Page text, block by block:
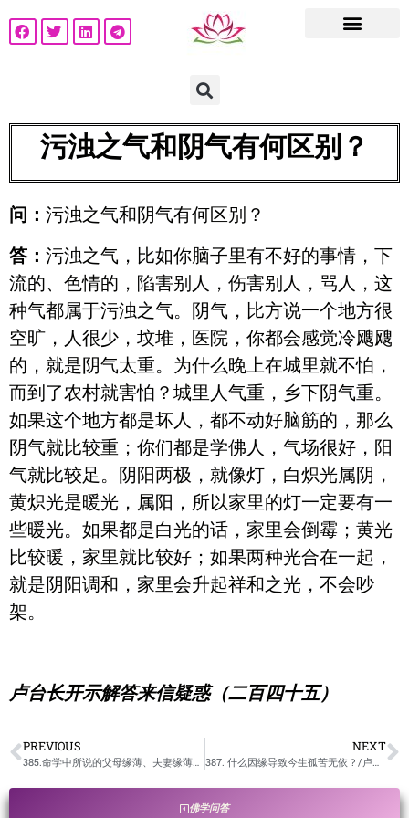
污浊之气和阴气有何区别？
问： 污浊之气和阴气有何区别？
答： 污浊之气，比如你脑子里有不好的事情，下
流的、色情的，陷害别人，伤害别人，骂人，这
种气都属于污浊之气。阴气，比方说一个地方很
空旷，人很少，坟堆，医院，你都会感觉冷飕飕
的，就是阴气太重。为什么晚上在城里就不怕，
而到了农村就害怕？城里人气重，乡下阴气重。
如果这个地方都是坏人，都不动好脑筋的，那么
阴气就比较重；你们都是学佛人，气场很好，阳
气就比较足。阴阳两极，就像灯，白炽光属阴，
黄炽光是暖光，属阳，所以家里的灯一定要有一
些暖光。如果都是白光的话，家里会倒霉；黄光
比较暖，家里就比较好；如果两种光合在一起，
就是阴阳调和，家里会升起祥和之光，不会吵
架。
卢台长开示解答来信疑惑（二百四十五）
PREVIOUS NEXT
387. 什么因缘导致今生孤苦无依？/卢台长开示解答来信疑惑
佛学问答